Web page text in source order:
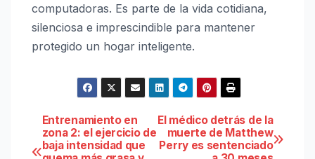
computadoras. Es parte de la vida cotidiana,
silenciosa e imprescindible para mantener
protegido un hogar inteligente.
Navegación
El médico detrás de la
muerte de Matthew
Perry es sentenciado
Entrenamiento en
zona 2: el ejercicio de
baja intensidad que